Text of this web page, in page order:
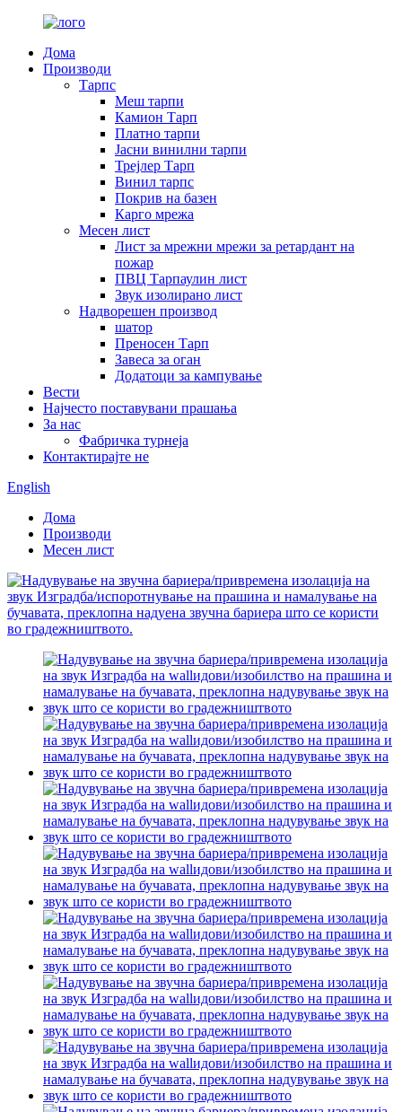
Дома
Производи
Тарпс
Меш тарпи
Камион Тарп
Платно тарпи
Јасни винилни тарпи
Трејлер Тарп
Винил тарпс
Покрив на базен
Карго мрежа
Месен лист
Лист за мрежни мрежи за ретардант на
пожар
ПВЦ Тарпаулин лист
Звук изолирано лист
Надворешен производ
шатор
Преносен Тарп
Завеса за оган
Додатоци за кампување
Вести
Најчесто поставувани прашања
За нас
Фабричка турнеја
Контактирајте не
English
Дома
Производи
Месен лист